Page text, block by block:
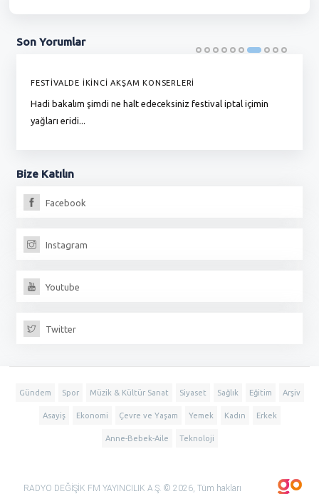
Son Yorumlar
FESTİVALDE İKİNCİ AKŞAM KONSERLERİ
Hadi bakalım şimdi ne halt edeceksiniz festival iptal içimin
yağları eridi...
Bize Katılın
Facebook
Instagram
Youtube
Twitter
Gündem Spor Müzik & Kültür Sanat Siyaset Sağlık Eğitim Arşiv
Asayiş Ekonomi Çevre ve Yaşam Yemek Kadın Erkek
Anne-Bebek-Aile Teknoloji
RADYO DEĞİŞİK FM YAYINCILIK A.Ş. © 2026, Tüm hakları